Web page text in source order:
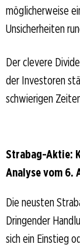
möglicherweise
Unsicherheiten
Der clevere
der Investoren
schwierigen
Strabag-Aktie:
Analyse vom
Die neusten
Dringender
sich ein Einstieg